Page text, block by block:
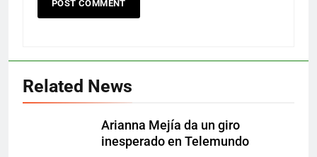
Related News
Arianna Mejía da un giro
inesperado en Telemundo